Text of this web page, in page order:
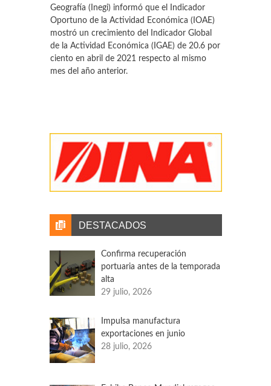
Geografía (Inegi) informó que el Indicador
Oportuno de la Actividad Económica (IOAE)
mostró un crecimiento del Indicador Global
de la Actividad Económica (IGAE) de 20.6 por
ciento en abril de 2021 respecto al mismo
mes del año anterior.
Las reformas a la Ley Reglamentaria
Ferroviaria traerían consigo eventuales
reducciones en las tarifas cobradas a los
usuarios, incluso en las de interconexión que
fijan empresas ferroviarias por el uso de vías
Actualmente, las tarifas de interconexión son
hasta 140 por ciento más caras.
DESTACADOS
Confirma recuperación
portuaria antes de la temporada
alta
29 julio, 2026
Impulsa manufactura
exportaciones en junio
28 julio, 2026